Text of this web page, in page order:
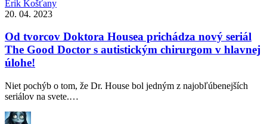
Erik Košťany
20. 04. 2023
Od tvorcov Doktora Housea prichádza nový seriál
The Good Doctor s autistickým chirurgom v hlavnej
úlohe!
Niet pochýb o tom, že Dr. House bol jedným z najobľúbenejších
seriálov na svete.…